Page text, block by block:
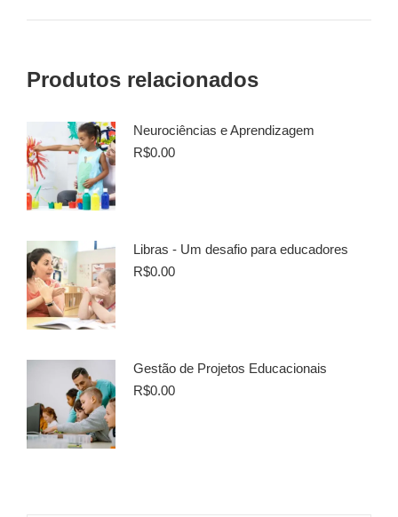
Produtos relacionados
Neurociências e Aprendizagem
R$0.00
Libras - Um desafio para educadores
R$0.00
Gestão de Projetos Educacionais
R$0.00